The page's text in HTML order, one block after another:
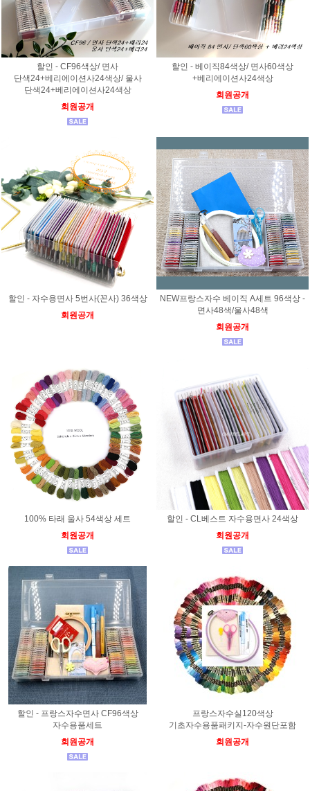
할인 - CF96색상/ 면사
단색24+베리에이션사24색상/ 울사
단색24+베리에이션사24색상
회원공개
할인 - 베이직84색상/ 면사60색상
+베리에이션사24색상
회원공개
할인 - 자수용면사 5번사(꼰사) 36색상
회원공개
NEW프랑스자수 베이직 A세트 96색상 -
면사48색/울사48색
회원공개
100% 타래 울사 54색상 세트
회원공개
할인 - CL베스트 자수용면사 24색상
회원공개
할인 - 프랑스자수면사 CF96색상
자수용품세트
회원공개
프랑스자수실120색상
기초자수용품패키지-자수원단포함
회원공개